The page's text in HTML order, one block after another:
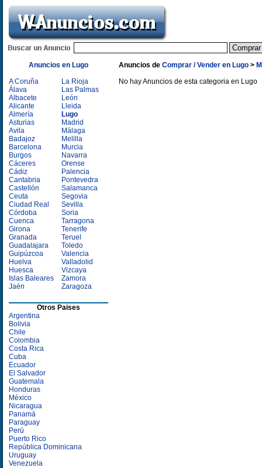
Anuncios en Lugo
A Coruña
Álava
Albacete
Alicante
Almería
Asturias
Avila
Badajoz
Barcelona
Burgos
Cáceres
Cádiz
Cantabria
Castellón
Ceuta
Ciudad Real
Córdoba
Cuenca
Girona
Granada
Guadalajara
Guipúzcoa
Huelva
Huesca
Islas Baleares
Jaén
La Rioja
Las Palmas
León
Lleida
Lugo
Madrid
Málaga
Melilla
Murcia
Navarra
Orense
Palencia
Pontevedra
Salamanca
Segovia
Sevilla
Soria
Tarragona
Tenerife
Teruel
Toledo
Valencia
Valladolid
Vizcaya
Zamora
Zaragoza
Otros Paises
Argentina
Bolivia
Chile
Colombia
Costa Rica
Cuba
Ecuador
El Salvador
Guatemala
Honduras
México
Nicaragua
Panamá
Paraguay
Perú
Puerto Rico
República Dominicana
Uruguay
Venezuela
Anuncios de Comprar / Vender en Lugo >
No hay Anuncios de esta categoria en Lugo